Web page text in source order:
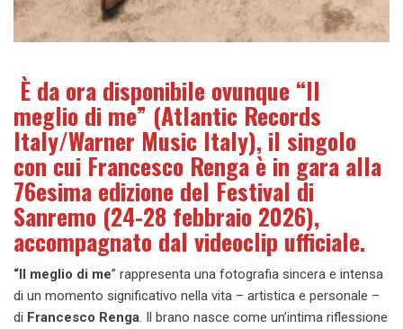
È da ora disponibile ovunque “Il
meglio di me” (Atlantic Records
Italy/Warner Music Italy), il singolo
con cui Francesco Renga è in gara alla
76esima edizione del Festival di
Sanremo (24-28 febbraio 2026),
accompagnato dal videoclip ufficiale.
“Il meglio di me” rappresenta una fotografia sincera e intensa
di un momento significativo nella vita – artistica e personale –
di Francesco Renga . Il brano nasce come un’intima riflessione